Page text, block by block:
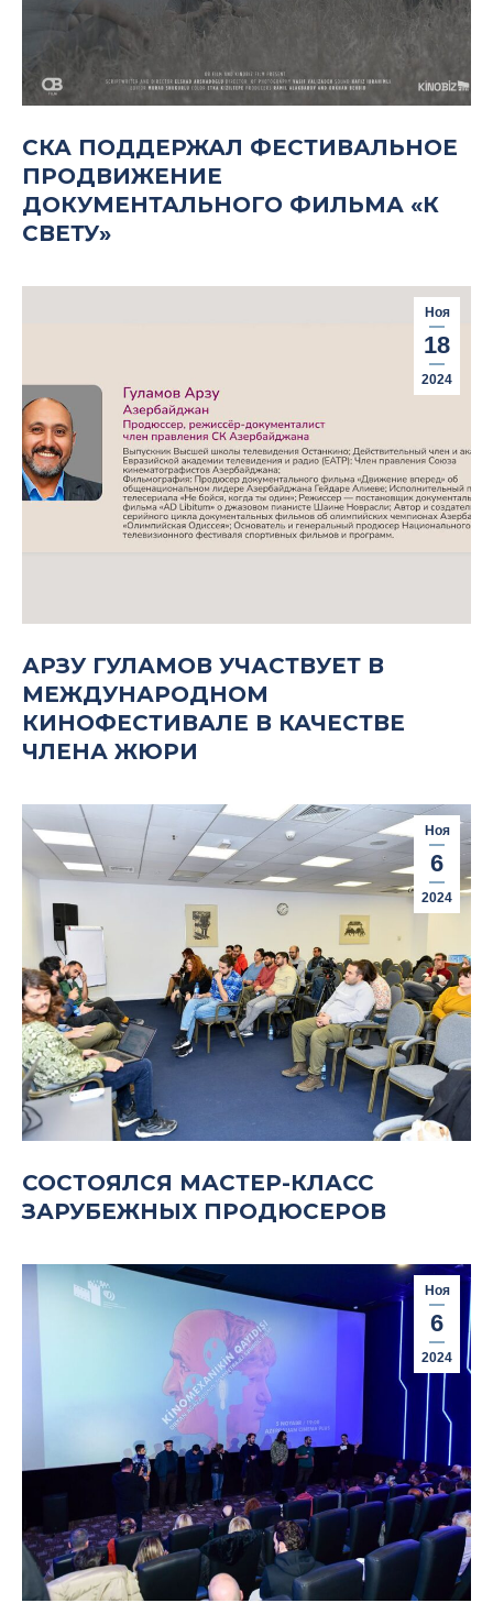
СКА ПОДДЕРЖАЛ ФЕСТИВАЛЬНОЕ
ПРОДВИЖЕНИЕ
ДОКУМЕНТАЛЬНОГО ФИЛЬМА «К
СВЕТУ»
Ноя
18
2024
АРЗУ ГУЛАМОВ УЧАСТВУЕТ В
МЕЖДУНАРОДНОМ
КИНОФЕСТИВАЛЕ В КАЧЕСТВЕ
ЧЛЕНА ЖЮРИ
Ноя
6
2024
СОСТОЯЛСЯ МАСТЕР-КЛАСС
ЗАРУБЕЖНЫХ ПРОДЮСЕРОВ
Ноя
6
2024